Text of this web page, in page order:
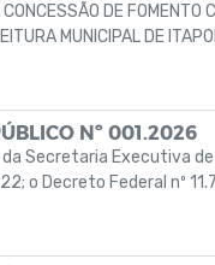
DE FOMENTO
MUNICIPAL DE
Nº 001.2026
da Secretaria Executiva
o Decreto Federal nº